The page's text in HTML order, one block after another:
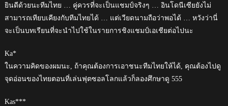
ยินดีด้วยนะทีมไทย … คู่ควรที่จะเป็นแชมป์จริงๆ … อินโดนีเซียยังไม่
สามารถเทียบเคียงกับทีมไทยได้ … แต่เวียดนามถือว่าพอได้ … หวังว่านี่
จะเป็นบทเรียนที่จะนำไปใช้ในรายการชิงแชมป์เอเชียต่อไปนะ
Ka*
ในความคิดของผมนะ, ถ้าคุณต้องการเอาชนะทีมไทยให้ได้, คุณต้องไปดู
จุดอ่อนของไทยตอนที่เล่นฟุตซอลโลกแล้วก็ลองศึกษาดู 555
Kas***